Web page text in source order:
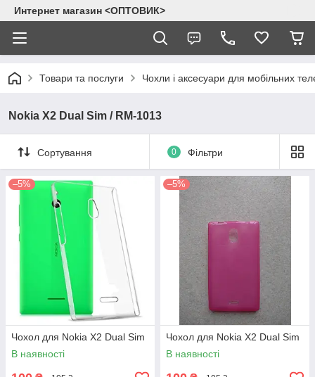
Интернет магазин <ОПТОВИК>
Товари та послуги Чохли і аксесуари для мобільних
Nokia X2 Dual Sim / RM-1013
Сортування 0 Фільтри
–5%
Чохол для Nokia X2 Dual Sim
В наявності
–5%
Чохол для Nokia X2 Dual Sim
В наявності